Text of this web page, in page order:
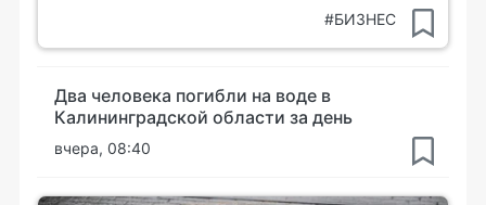
#БИЗНЕС
Два человека погибли на воде в
Калининградской области за день
вчера, 08:40